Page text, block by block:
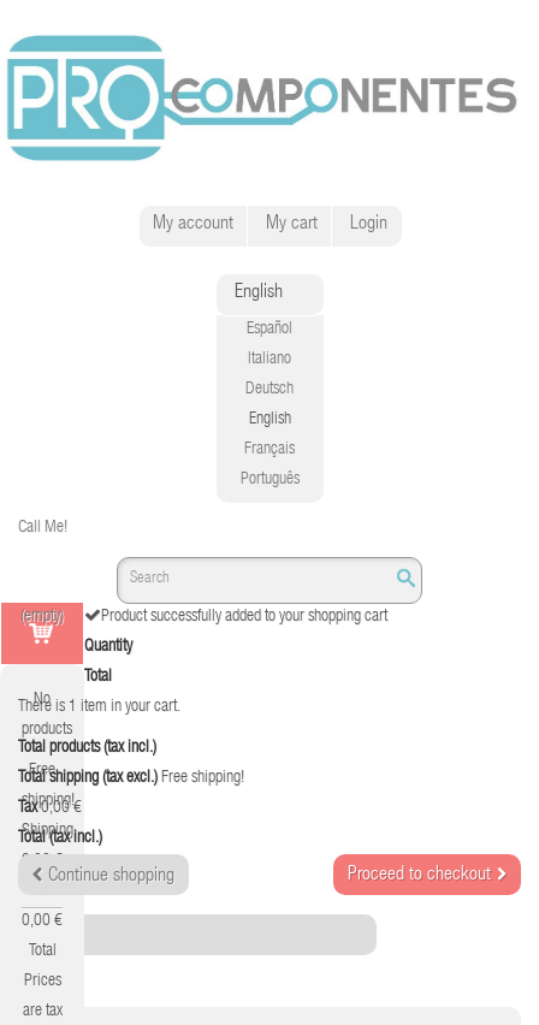
My account My cart Login
English
Español
Italiano
Deutsch
English
Français
Português
Call Me!
(empty)
No
products
Free
shipping!
Shipping
0,00 €
0,00 €
Total
Prices
are tax
Product successfully added to your shopping cart
Quantity
Total
There is 1 item in your cart.
Total products (tax incl.)
Total shipping (tax excl.) Free shipping!
Tax 0,00 €
Total (tax incl.)
Continue shopping Proceed to checkout
Category